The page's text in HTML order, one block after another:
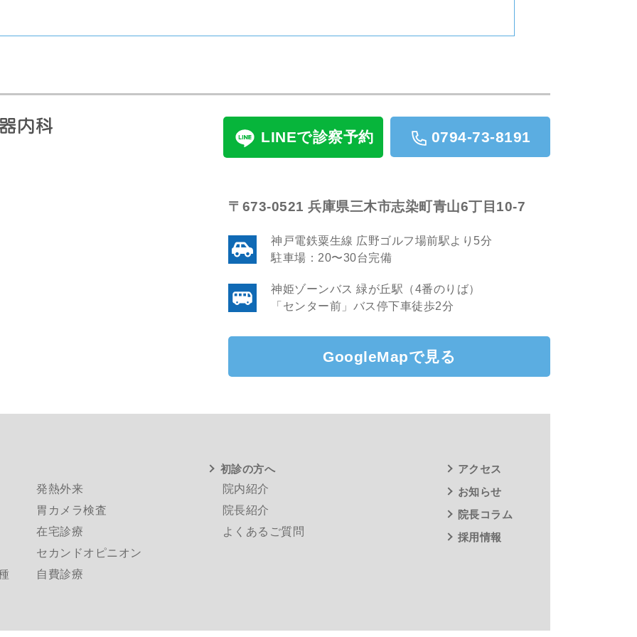
LINEで診察予約 0794-73-8191
〒673-0521 兵庫県三木市志染町青山6丁目10-7
神戸電鉄粟生線 広野ゴルフ場前駅より5分
駐車場：20〜30台完備
神姫ゾーンバス 緑が丘駅（4番のりば）
「センター前」バス停下車徒歩2分
GoogleMapで見る
発熱外来
胃カメラ検査
在宅診療
セカンドオピニオン
自費診療
初診の方へ
院内紹介
院長紹介
よくあるご質問
アクセス
お知らせ
院長コラム
採用情報